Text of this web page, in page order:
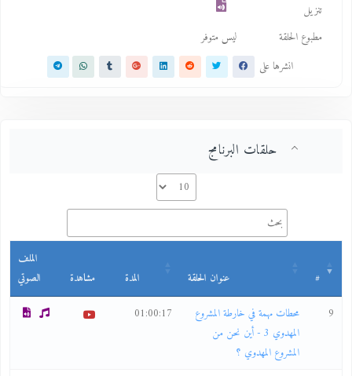
تنزيل
مطبوع الحلقة
ليس متوفر
انشرها على
حلقات البرنامج
عنوان الحلقة المدة مشاهدة
الملف
الصوتي
محطات مهمة في خارطة المشروع
المهدوي 3 - أين نحن من
المشروع المهدوي ؟
01:00:17